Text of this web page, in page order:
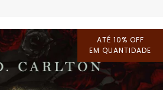
ATÉ 10% OFF
EM QUANTIDADE